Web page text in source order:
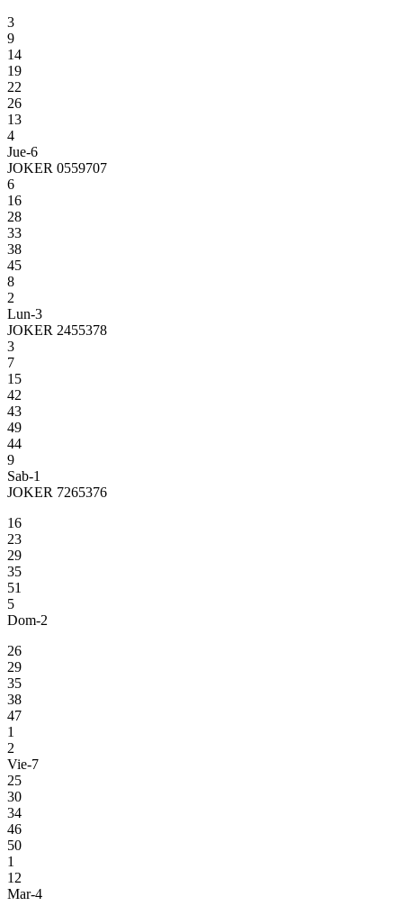
3
9
14
19
22
26
13
4
Jue-6
JOKER 0559707
6
16
28
33
38
45
8
2
Lun-3
JOKER 2455378
3
7
15
42
43
49
44
9
Sab-1
JOKER 7265376
16
23
29
35
51
5
Dom-2
26
29
35
38
47
1
2
Vie-7
25
30
34
46
50
1
12
Mar-4